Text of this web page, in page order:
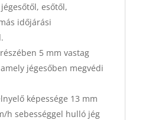
esőtől,
időjárási
5 mm vastag
jégesőben megvédi
képessége 13 mm
h sebességgel hulló jég